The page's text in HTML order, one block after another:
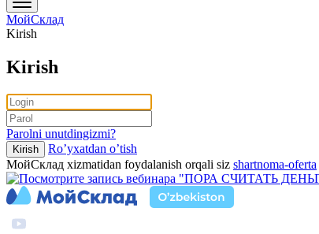
МойСклад
Kirish
Kirish
Parolni unutdingizmi?
Kirish
Ro’yxatdan o’tish
МойСклад xizmatidan foydalanish orqali siz shartnoma-oferta